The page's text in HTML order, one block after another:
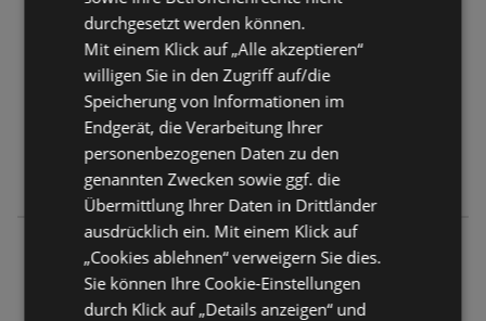
ANGEBOTE: 0
FLUGBLÄTTER: 0
ENTFERNUNG: 472,27 km
Geschlossen
Montag - Samstag
06:00- 21:00 Uhr
Sonntag
07:00-22:00 Uhr
Nah&Frisch punkt
Radkersburgerstraße 16
8344 Bad Gleichenberg
durchgesetzt werden können.
Mit einem Klick auf „Alle akzeptieren“
willigen Sie in den Zugriff auf/die
Speicherung von Informationen im
Endgerät, die Verarbeitung Ihrer
personenbezogenen Daten zu den
genannten Zwecken sowie ggf. die
Übermittlung Ihrer Daten in Drittländer
ausdrücklich ein. Mit einem Klick auf
„Cookies ablehnen“ verweigern Sie dies.
Sie können Ihre Cookie-Einstellungen
durch Klick auf „Details anzeigen“ und